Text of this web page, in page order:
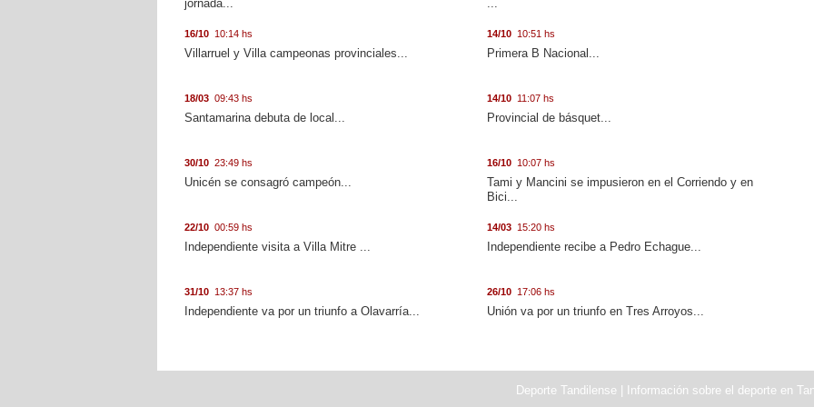
jornada... ...
16/10 10:14 hs
Villarruel y Villa campeonas provinciales...
14/10 10:51 hs
Primera B Nacional...
18/03 09:43 hs
Santamarina debuta de local...
14/10 11:07 hs
Provincial de básquet...
30/10 23:49 hs
Unicén se consagró campeón...
16/10 10:07 hs
Tami y Mancini se impusieron en el Corriendo y en
Bici...
22/10 00:59 hs
Independiente visita a Villa Mitre ...
14/03 15:20 hs
Independiente recibe a Pedro Echague...
31/10 13:37 hs
Independiente va por un triunfo a Olavarría...
26/10 17:06 hs
Unión va por un triunfo en Tres Arroyos...
Deporte Tandilense | Información sobre el deporte en